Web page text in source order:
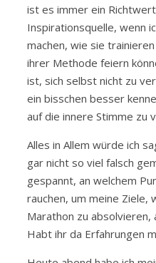
ist es immer ein
Inspirationsquelle, wenn
machen, wie sie
ihrer Methode feiern
ist, sich selbst nicht zu
ein bisschen besser
auf die innere Stimme zu
Alles in Allem würde ich
gar nicht so viel falsch
gespannt, an welchem
rauchen, um meine Ziele,
Marathon zu absolvieren,
Habt ihr da Erfahrungen